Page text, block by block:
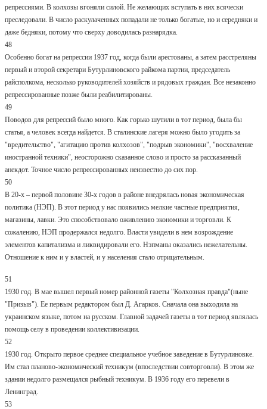
репрессиями. В колхозы вгоняли силой. Не желающих вступать в них всячески
преследовали. В число раскулаченных попадали не только богатые, но и середняки и
даже бедняки, потому что сверху доводилась разнарядка.
48
Особенно богат на репрессии 1937 год, когда были арестованы, а затем расстреляны
первый и второй секретари Бутурлиновского райкома партии, председатель
райсполкома, несколько руководителей хозяйств и рядовых граждан. Все незаконно
репрессированные позже были реабилитированы.
49
Поводов для репрессий было много. Как горько шутили в тот период, была бы
статья, а человек всегда найдется. В сталинские лагеря можно было угодить за
"вредительство", "агитацию против колхозов", "подрыв экономики", "восхваление
иностранной техники", неосторожно сказанное слово и просто за рассказанный
анекдот. Точное число репрессированных неизвестно до сих пор.
50
В 20-х – первой половине 30-х годов в районе внедрялась новая экономическая
политика (НЭП). В этот период у нас появились мелкие частные предприятия,
магазины, лавки. Это способствовало оживлению экономики и торговли. К
сожалению, НЭП продержался недолго. Власти увидели в нем возрождение
элементов капитализма и ликвидировали его. Нэпманы оказались нежелательны.
Отношение к ним и у властей, и у населения стало отрицательным.
51
1930 год. В мае вышел первый номер районной газеты "Колхозная правда"(ныне
"Призыв"). Ее первым редактором был Д. Агарков. Сначала она выходила на
украинском языке, потом на русском. Главной задачей газеты в тот период являлась
помощь селу в проведении коллективизации.
52
1930 год. Открыто первое среднее специальное учебное заведение в Бутурлиновке.
Им стал планово-экономический техникум (впоследствии совторговли). В этом же
здании недолго размещался рыбный техникум. В 1936 году его перевели в
Ленинград.
53